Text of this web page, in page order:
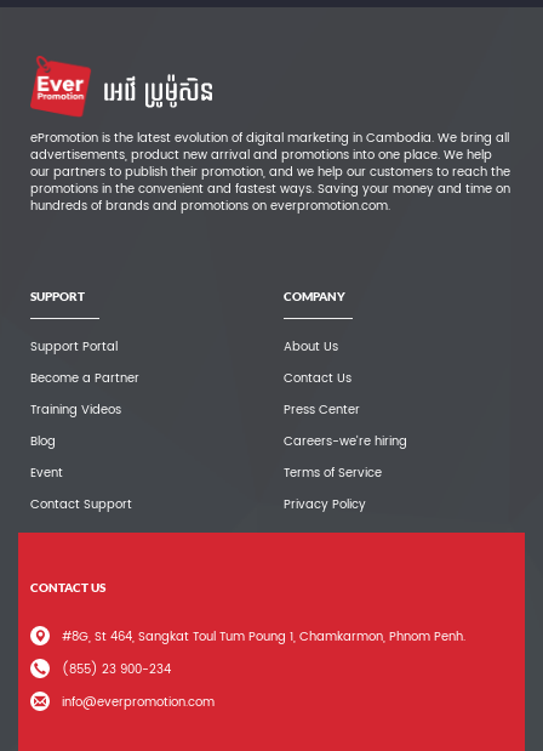
ePromotion is the latest evolution of digital marketing in Cambodia. We bring all
advertisements, product new arrival and promotions into one place. We help
our partners to publish their promotion, and we help our customers to reach the
promotions in the convenient and fastest ways. Saving your money and time on
hundreds of brands and promotions on everpromotion.com.
SUPPORT
Support Portal
Become a Partner
Training Videos
Blog
Event
Contact Support
COMPANY
About Us
Contact Us
Press Center
Careers-we're hiring
Terms of Service
Privacy Policy
CONTACT US
#8G, St 464, Sangkat Toul Tum Poung 1, Chamkarmon, Phnom Penh.
(855) 23 900-234
info@everpromotion.com